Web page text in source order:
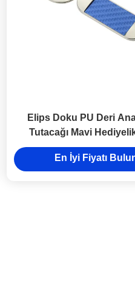
Elips Doku PU Deri
Tutacağı Mavi
Promosyon
En İyi Fiyatı